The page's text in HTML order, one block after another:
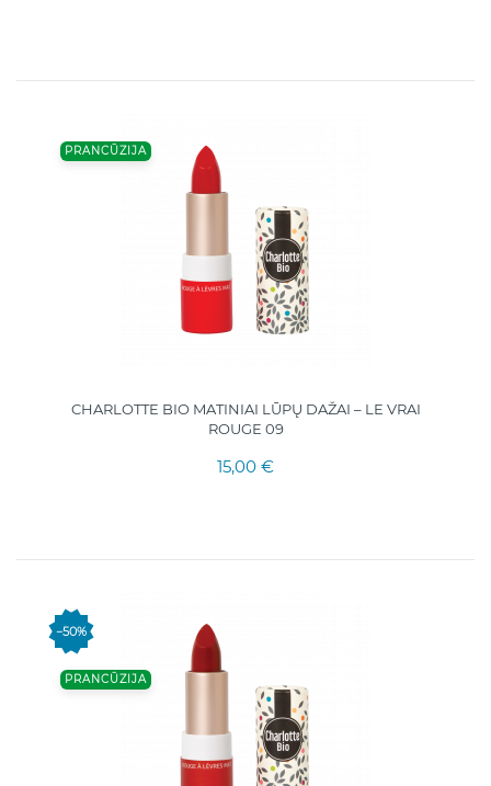
PRANCŪZIJA
CHARLOTTE BIO MATINIAI LŪPŲ DAŽAI – LE VRAI
ROUGE 09
15,00 €
−50%
PRANCŪZIJA